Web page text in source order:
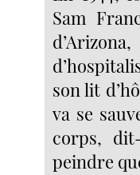
Sam
son lit
va se
corps,
peindre